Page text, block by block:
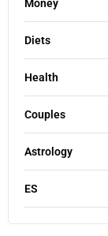
Money
Diets
Health
Couples
Astrology
ES